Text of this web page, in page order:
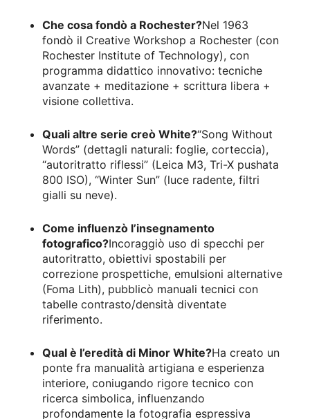
Che cosa fondò a Rochester?Nel 1963
fondò il Creative Workshop a Rochester (con
Rochester Institute of Technology), con
programma didattico innovativo: tecniche
avanzate + meditazione + scrittura libera +
visione collettiva.
Quali altre serie creò White?“Song Without
Words” (dettagli naturali: foglie, corteccia),
“autoritratto riflessi” (Leica M3, Tri-X pushata
800 ISO), “Winter Sun” (luce radente, filtri
gialli su neve).
Come influenzò l’insegnamento
fotografico?Incoraggiò uso di specchi per
autoritratto, obiettivi spostabili per
correzione prospettiche, emulsioni alternative
(Foma Lith), pubblicò manuali tecnici con
tabelle contrasto/densità diventate
riferimento.
Qual è l’eredità di Minor White?Ha creato un
ponte fra manualità artigiana e esperienza
interiore, coniugando rigore tecnico con
ricerca simbolica, influenzando
profondamente la fotografia espressiva